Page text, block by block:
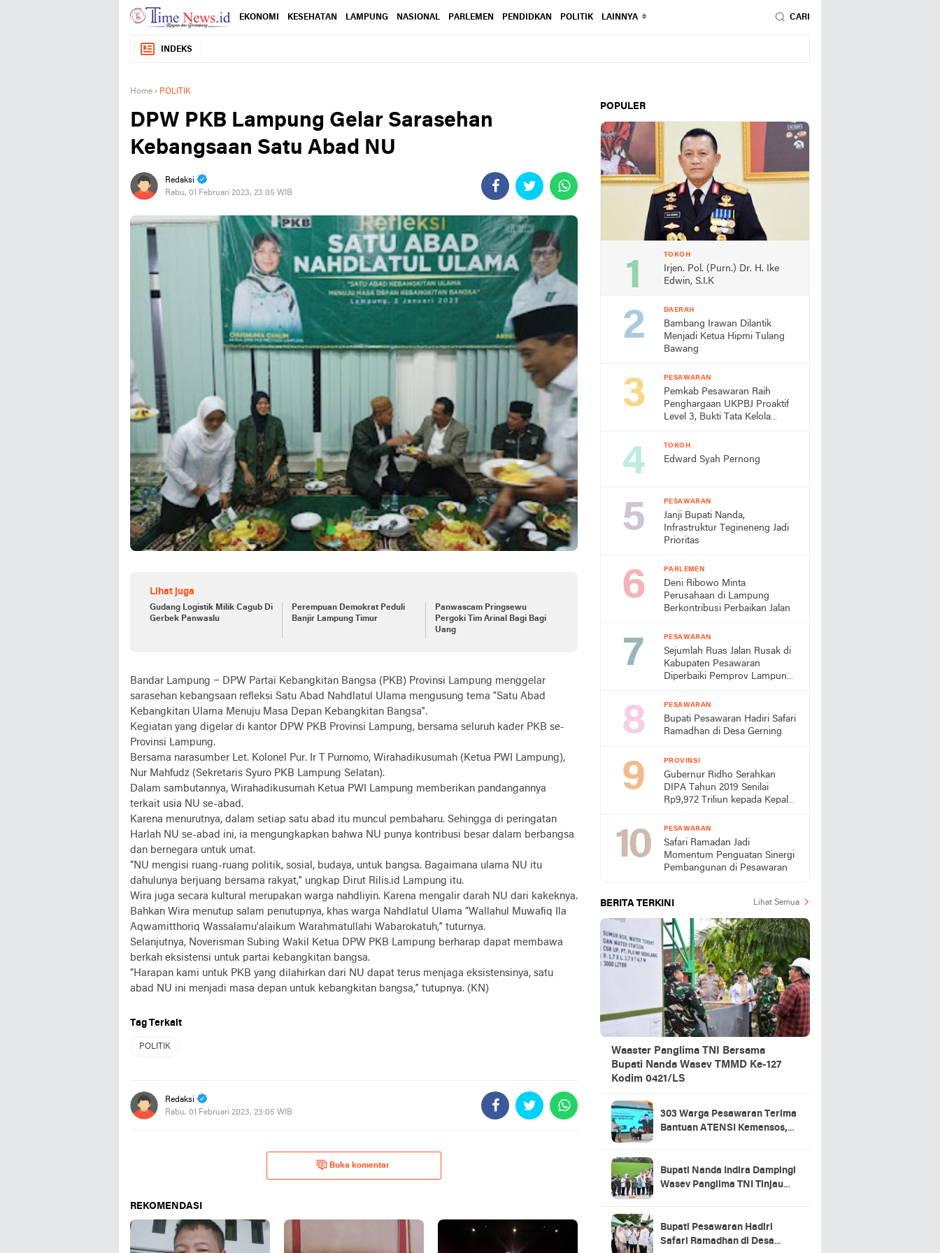
EKONOMI KESEHATAN LAMPUNG NASIONAL PARLEMEN PENDIDKAN POLITIK LAINNYA CARI
INDEKS
Home › POLITIK
DPW PKB Lampung Gelar Sarasehan
Kebangsaan Satu Abad NU
Redaksi
Rabu, 01 Februari 2023, 23:05 WIB
Lihat juga
Gudang Logistik Milik Cagub Di
Gerbek Panwaslu
Perempuan Demokrat Peduli
Banjir Lampung Timur
Panwascam Pringsewu
Pergoki Tim Arinal Bagi Bagi
Uang
Bandar Lampung – DPW Partai Kebangkitan Bangsa (PKB) Provinsi Lampung menggelar
sarasehan kebangsaan refleksi Satu Abad Nahdlatul Ulama mengusung tema “Satu Abad
Kebangkitan Ulama Menuju Masa Depan Kebangkitan Bangsa”.
Kegiatan yang digelar di kantor DPW PKB Provinsi Lampung, bersama seluruh kader PKB se-
Provinsi Lampung.
Bersama narasumber Let. Kolonel Pur. Ir T Purnomo, Wirahadikusumah (Ketua PWI Lampung),
Nur Mahfudz (Sekretaris Syuro PKB Lampung Selatan).
Dalam sambutannya, Wirahadikusumah Ketua PWI Lampung memberikan pandangannya
terkait usia NU se-abad.
Karena menurutnya, dalam setiap satu abad itu muncul pembaharu. Sehingga di peringatan
Harlah NU se-abad ini, ia mengungkapkan bahwa NU punya kontribusi besar dalam berbangsa
dan bernegara untuk umat.
“NU mengisi ruang-ruang politik, sosial, budaya, untuk bangsa. Bagaimana ulama NU itu
dahulunya berjuang bersama rakyat,” ungkap Dirut Rilis.id Lampung itu.
Wira juga secara kultural merupakan warga nahdliyin. Karena mengalir darah NU dari kakeknya.
Bahkan Wira menutup salam penutupnya, khas warga Nahdlatul Ulama “Wallahul Muwafiq Ila
Aqwamitthoriq Wassalamu’alaikum Warahmatullahi Wabarokatuh,” tuturnya.
Selanjutnya, Noverisman Subing Wakil Ketua DPW PKB Lampung berharap dapat membawa
berkah eksistensi untuk partai kebangkitan bangsa.
“Harapan kami untuk PKB yang dilahirkan dari NU dapat terus menjaga eksistensinya, satu
abad NU ini menjadi masa depan untuk kebangkitan bangsa,” tutupnya. (KN)
Tag Terkait
POLITIK
Redaksi
Rabu, 01 Februari 2023, 23:05 WIB
Buka komentar
REKOMENDASI
POPULER
TOKOH
Irjen. Pol. (Purn.) Dr. H. Ike
Edwin, S.I.K
DAERAH
Bambang Irawan Dilantik
Menjadi Ketua Hipmi Tulang
Bawang
PESAWARAN
Pemkab Pesawaran Raih
Penghargaan UKPBJ Proaktif
Level 3, Bukti Tata Kelola
TOKOH
Edward Syah Pernong
PESAWARAN
Janji Bupati Nanda,
Infrastruktur Tegineneng Jadi
Prioritas
PARLEMEN
Deni Ribowo Minta
Perusahaan di Lampung
Berkontribusi Perbaikan Jalan
PESAWARAN
Sejumlah Ruas Jalan Rusak di
Kabupaten Pesawaran
Diperbaiki Pemprov Lampung
PESAWARAN
Bupati Pesawaran Hadiri Safari
Ramadhan di Desa Gerning
PROVINSI
Gubernur Ridho Serahkan
DIPA Tahun 2019 Senilai
Rp9,972 Triliun kepada Kepala
Se-Provinsi Lampung
PESAWARAN
Safari Ramadan Jadi
Momentum Penguatan Sinergi
Pembangunan di Pesawaran
BERITA TERKINI Lihat Semua
Waaster Panglima TNI Bersama
Bupati Nanda Wasev TMMD Ke-127
Kodim 0421/LS
303 Warga Pesawaran Terima
Bantuan ATENSI Kemensos,
Bupati Nanda Indira Dampingi
Wasev Panglima TNI Tinjau
Bupati Pesawaran Hadiri
Safari Ramadhan di Desa